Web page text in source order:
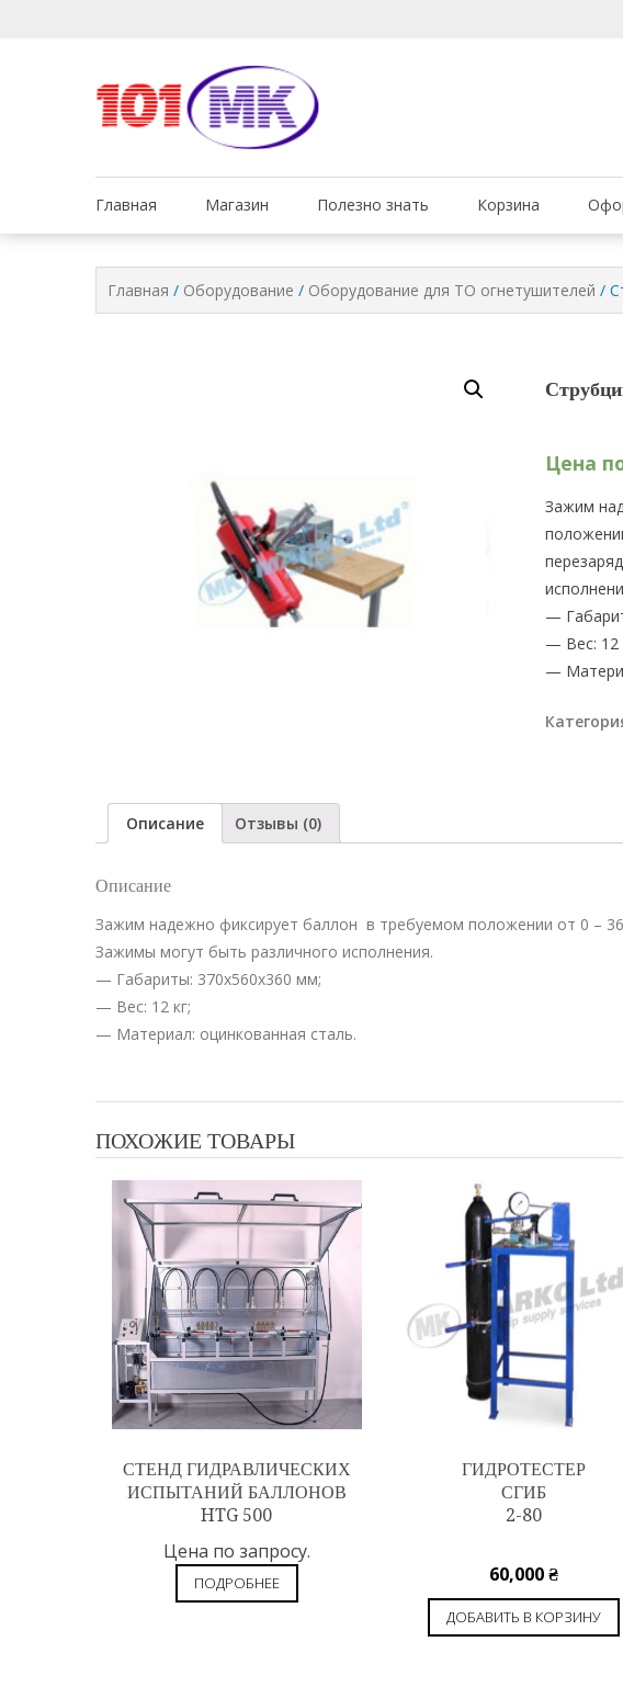
Обслуживание
Мы заботимся о том, чтобы ваши
Главная Магазин Полезно знать Корзина
Главная / Оборудование / Оборудование для ТО огнетушителей /
Цена
Зажим
—
— Вес: 12
—
Описание Отзывы (0)
Описание
Зажим надежно фиксирует баллон в требуемом положении от 0 –
Зажимы могут быть различного исполнения.
— Габариты: 370x560x360 мм;
— Вес: 12 кг;
— Материал: оцинкованная сталь.
ПОХОЖИЕ ТОВАРЫ
СТЕНД ГИДРАВЛИЧЕСКИХ
ИСПЫТАНИЙ БАЛЛОНОВ
HTG 500
Цена по запросу.
ПОДРОБНЕЕ
ГИДРОТЕСТЕР
СГИБ
2-80
60,000₴
ДОБАВИТЬ В КОРЗИНУ